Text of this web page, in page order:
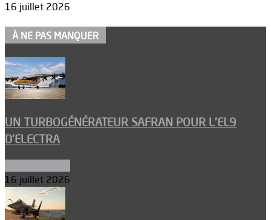
16 juillet 2026
À NE PAS MANQUER
UN TURBOGÉNÉRATEUR SAFRAN POUR L’EL9
D’ELECTRA
16 juillet 2026